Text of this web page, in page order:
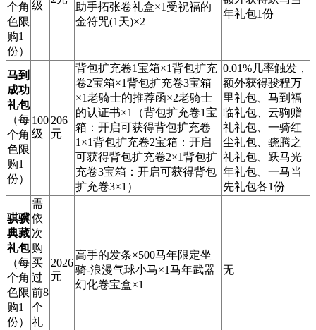
个角
色限
购1
份）
级
助手拓张卷礼盒×1受祝福的
金符咒(1天)×2
年礼包1份
马到
成功
礼包
（每
个角
色限
购1
份）
100
级
206
元
背包扩充卷1宝箱×1背包扩充
卷2宝箱×1背包扩充卷3宝箱
×1老骑士的推荐函×2老骑士
的认证书×1（背包扩充卷1宝
箱：开启可获得背包扩充卷
1×1背包扩充卷2宝箱：开启
可获得背包扩充卷2×1背包扩
充卷3宝箱：开启可获得背包
扩充卷3×1）
0.01%几率触发，
额外获得骏程万
里礼包、马到福
临礼包、云驹赠
礼礼包、一骑红
尘礼包、骁腾之
礼礼包、跃马光
年礼包、一马当
先礼包各1份
骐骥
典藏
礼包
（每
个角
色限
购1
份）
需
依
次
购
买
过
前8
个
礼
2026
元
高手的发条×500马年限定坐
骑-浪漫气球小马×1马年武器
幻化卷宝盒×1
无